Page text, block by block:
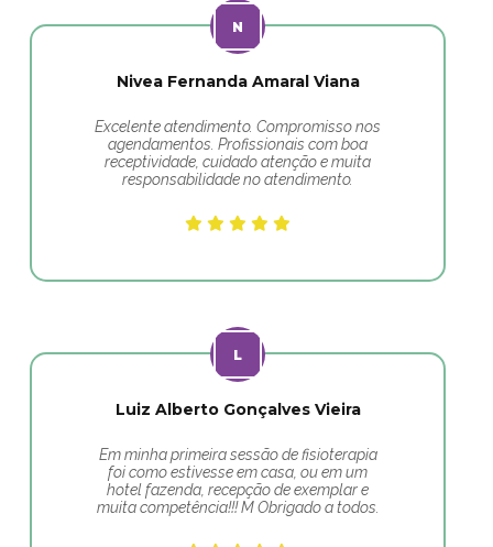
Nivea Fernanda Amaral Viana
Excelente atendimento. Compromisso nos
agendamentos. Profissionais com boa
receptividade, cuidado atenção e muita
responsabilidade no atendimento.
Luiz Alberto Gonçalves Vieira
Em minha primeira sessão de fisioterapia
foi como estivesse em casa, ou em um
hotel fazenda, recepção de exemplar e
muita competência!!! M Obrigado a todos.